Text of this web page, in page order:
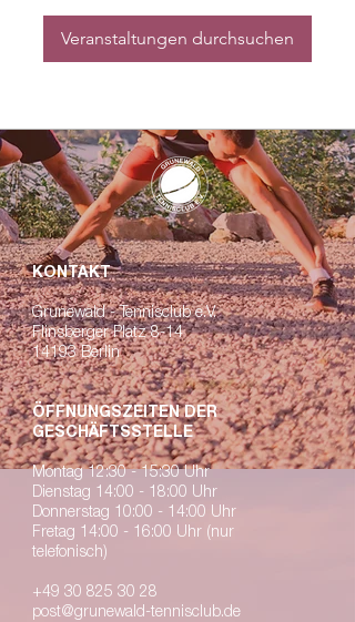
Veranstaltungen durchsuchen
KONTAKT
Grunewald - Tennisclub e.V.
Flinsberger Platz 8-14
14193 Berlin
ÖFFNUNGSZEITEN DER
GESCHÄFTSSTELLE
Montag 12:30 - 15:30 Uhr
Dienstag 14:00 - 18:00 Uhr
Donnerstag 10:00 - 14:00 Uhr
Fretag 14:00 - 16:00 Uhr (nur
telefonisch)
+49 30 825 30 28
post@grunewald-tennisclub.de